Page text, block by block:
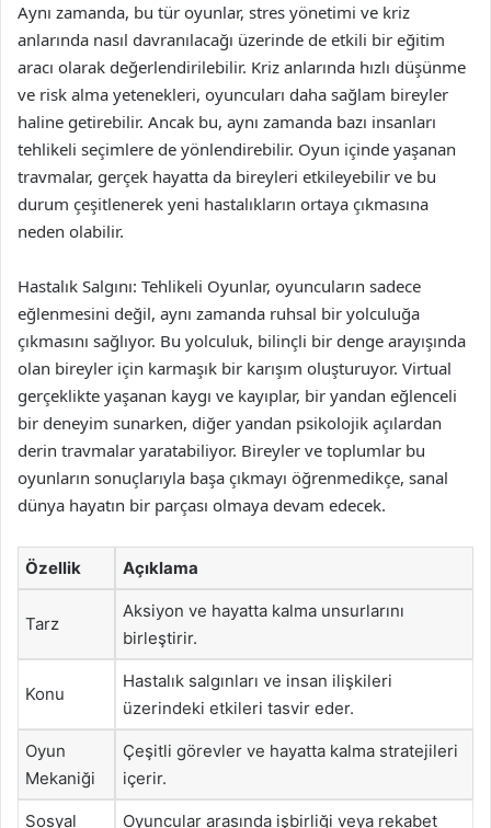
Aynı zamanda, bu tür oyunlar, stres yönetimi ve kriz
anlarında nasıl davranılacağı üzerinde de etkili bir eğitim
aracı olarak değerlendirilebilir. Kriz anlarında hızlı düşünme
ve risk alma yetenekleri, oyuncuları daha sağlam bireyler
haline getirebilir. Ancak bu, aynı zamanda bazı insanları
tehlikeli seçimlere de yönlendirebilir. Oyun içinde yaşanan
travmalar, gerçek hayatta da bireyleri etkileyebilir ve bu
durum çeşitlenerek yeni hastalıkların ortaya çıkmasına
neden olabilir.
Hastalık Salgını: Tehlikeli Oyunlar, oyuncuların sadece
eğlenmesini değil, aynı zamanda ruhsal bir yolculuğa
çıkmasını sağlıyor. Bu yolculuk, bilinçli bir denge arayışında
olan bireyler için karmaşık bir karışım oluşturuyor. Virtual
gerçeklikte yaşanan kaygı ve kayıplar, bir yandan eğlenceli
bir deneyim sunarken, diğer yandan psikolojik açılardan
derin travmalar yaratabiliyor. Bireyler ve toplumlar bu
oyunların sonuçlarıyla başa çıkmayı öğrenmedikçe, sanal
dünya hayatın bir parçası olmaya devam edecek.
Özellik Açıklama
Tarz
Aksiyon ve hayatta kalma unsurlarını
birleştirir.
Konu
Hastalık salgınları ve insan ilişkileri
üzerindeki etkileri tasvir eder.
Oyun
Mekaniği
Çeşitli görevler ve hayatta kalma stratejileri
içerir.
Sosyal
Oyuncular arasında işbirliği veya rekabet